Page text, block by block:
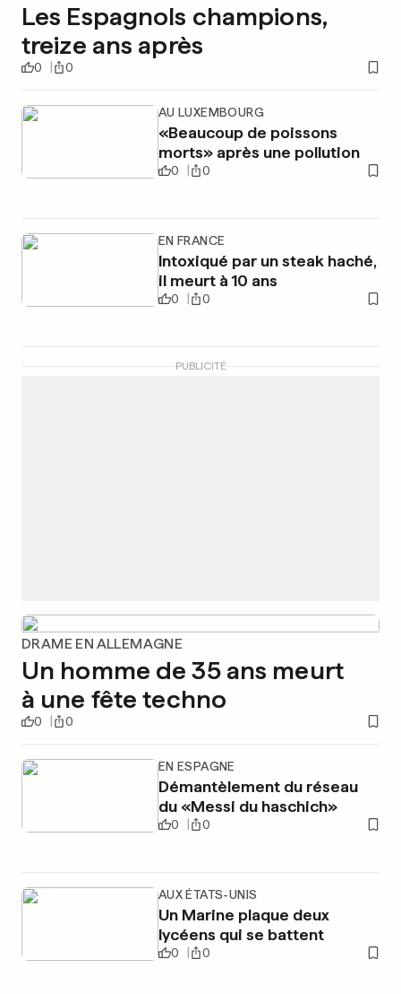
Les Espagnols champions,
treize ans après
0 0
AU LUXEMBOURG
«Beaucoup de poissons
morts» après une pollution
0 0
EN FRANCE
Intoxiqué par un steak haché,
il meurt à 10 ans
0 0
PUBLICITÉ
DRAME EN ALLEMAGNE
Un homme de 35 ans meurt
à une fête techno
0 0
EN ESPAGNE
Démantèlement du réseau
du «Messi du haschich»
0 0
AUX ÉTATS-UNIS
Un Marine plaque deux
lycéens qui se battent
0 0